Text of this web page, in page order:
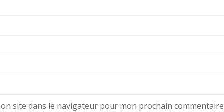
site dans le navigateur pour mon prochain